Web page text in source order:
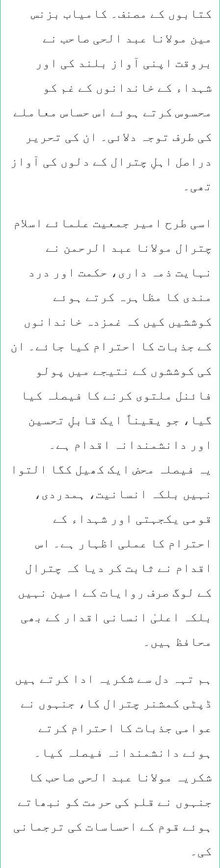
کتابوں کے مصنف۔ کامیاب بزنس
مین مولانا عبد الحی صاحب نے
بروقت اپنی آواز بلند کی اور
شہداء کے خاندانوں کے غم کو
محسوس کرتے ہوئے اس حساس معاملے
کی طرف توجہ دلائی۔ ان کی تحریر
دراصل اہلِ چترال کے دلوں کی آواز
تھی۔
اسی طرح امیر جمعیت علمائے اسلام
چترال مولانا عبد الرحمن نے
نہایت ذمہ داری، حکمت اور درد
مندی کا مظاہرہ کرتے ہوئے
کوششیں کیں کہ غمزدہ خاندانوں
کے جذبات کا احترام کیا جائے۔ ان
کی کوششوں کے نتیجے میں پولو
فائنل ملتوی کرنے کا فیصلہ کیا
گیا، جو یقیناً ایک قابلِ تحسین
اور دانشمندانہ اقدام ہے۔
یہ فیصلہ محض ایک کھیل کگا التوا
نہیں بلکہ انسانیت، ہمدردی،
قومی یکجہتی اور شہداء کے
احترام کا عملی اظہار ہے۔ اس
اقدام نے ثابت کر دیا کہ چترال
کے لوگ صرف روایات کے امین نہیں
بلکہ اعلیٰ انسانی اقدار کے بھی
محافظ ہیں۔
ہم تہہ دل سے شکریہ ادا کرتے ہیں
ڈپٹی کمشنر چترال کا، جنہوں نے
عوامی جذبات کا احترام کرتے
ہوئے دانشمندانہ فیصلہ کیا۔
شکریہ مولانا عبد الحی صاحب کا
جنہوں نے قلم کی حرمت کو نبھاتے
ہوئے قوم کے احساسات کی ترجمانی
کی۔